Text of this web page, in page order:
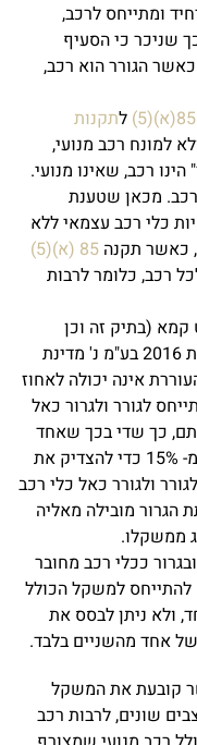
ומתייחס לרכב,
שניכר כי הסעיף
הגורר הוא רכב,
לתקנות
למונח רכב מנועי,
רכב, שאינו מנועי.
רכב. מכאן שטענת
כלי רכב עצמאי ללא
כאשר תקנה 85 (א)(5)
רכב, כלומר לרבות
(בתיק זה וכן
ע.א.מ. הובלות 2016 בע"מ נ' מדינת
בנבו] (30.7.17)) העוררת אינה יכולה לאחוז
לגורר ולגרור כאל
כך שדי בכך שאחד
מהם חרג מהמשקל המותר ביותר מ- 15% כדי להצדיק את
ולגורר כאל כלי רכב
מובילה מאליה
ממשקלו.
ככלי רכב מחובר
למשקל הכולל
ולא ניתן לבסס את
אחד מהשניים בלבד.
קובעת את המשקל
שונים, לרבות רכב